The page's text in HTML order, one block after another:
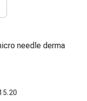
needle derma